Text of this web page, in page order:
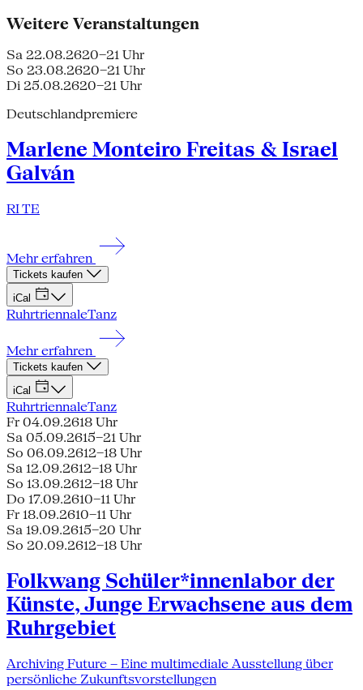
Weitere Veranstaltungen
Sa 22.08.2620–21 Uhr
So 23.08.2620–21 Uhr
Di 25.08.2620–21 Uhr
Deutschlandpremiere
Marlene Monteiro Freitas & Israel
Galván
RI TE
Mehr erfahren
Tickets kaufen
iCal
RuhrtriennaleTanz
Mehr erfahren
Tickets kaufen
iCal
RuhrtriennaleTanz
Fr 04.09.2618 Uhr
Sa 05.09.2615–21 Uhr
So 06.09.2612–18 Uhr
Sa 12.09.2612–18 Uhr
So 13.09.2612–18 Uhr
Do 17.09.2610–11 Uhr
Fr 18.09.2610–11 Uhr
Sa 19.09.2615–20 Uhr
So 20.09.2612–18 Uhr
Folkwang Schüler*innenlabor der
Künste, Junge Erwachsene aus dem
Ruhrgebiet
Archiving Future – Eine multimediale Ausstellung über
persönliche Zukunftsvorstellungen